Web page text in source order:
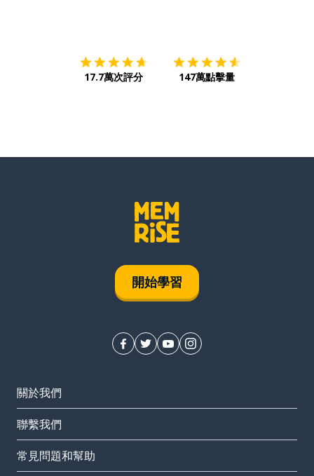
17.7萬次評分 147萬點擊量
開始學習
關於我們
聯繫我們
常見問題和幫助